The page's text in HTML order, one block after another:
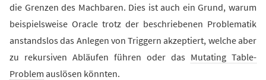
die Grenzen des Machbaren. Dies ist auch ein Grund, warum
beispielsweise Oracle trotz der beschriebenen Problematik
anstandslos das Anlegen von Triggern akzeptiert, welche aber
zu rekursiven Abläufen führen oder das Mutating Table-
Problem auslösen könnten.